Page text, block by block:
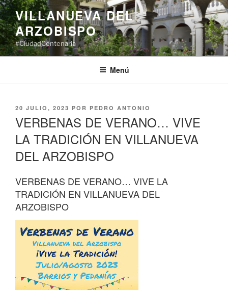
Saltar
al
contenido
VILLANUEVA DEL
ARZOBISPO
#CiudadCentenaria
Menú
PUBLICADO
20 JULIO, 2023 POR PEDRO ANTONIO
VERBENAS DE VERANO… VIVE
LA TRADICIÓN EN VILLANUEVA
DEL ARZOBISPO
VERBENAS DE VERANO… VIVE LA
TRADICIÓN EN VILLANUEVA DEL
ARZOBISPO